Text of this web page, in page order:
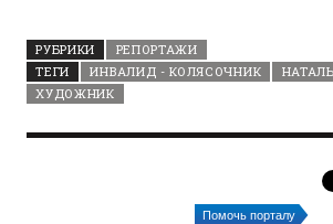
РУБРИКИ
РЕПОРТАЖИ
ТЕГИ
ИНВАЛИД - КОЛЯСОЧНИК
ХУДОЖНИК
Помочь порталу